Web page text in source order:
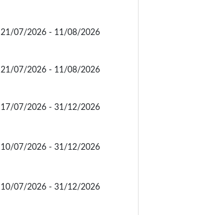
21/07/2026 - 11/08/2026
21/07/2026 - 11/08/2026
17/07/2026 - 31/12/2026
10/07/2026 - 31/12/2026
10/07/2026 - 31/12/2026